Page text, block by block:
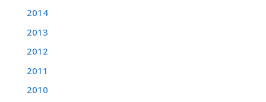
2014
2013
2012
2011
2010